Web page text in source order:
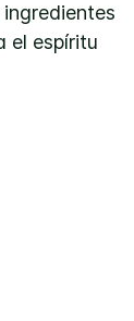
el espíritu